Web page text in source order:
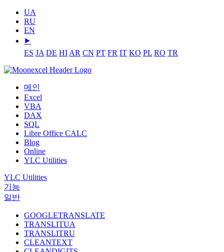
UA
RU
EN
⯈
ES JA DE HI AR CN PT FR IT KO PL RO TR
메인
Excel
VBA
DAX
SQL
Libre Office CALC
Blog
Online
YLC Utilities
YLC Utilities
기능
일반
GOOGLETRANSLATE
TRANSLITUA
TRANSLITRU
CLEANTEXT